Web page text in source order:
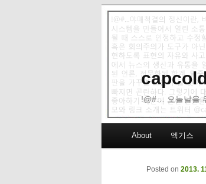
!@#… 오늘날을
Skip to primary
Skip to secondary
About 엑기스
Posted on 2013.